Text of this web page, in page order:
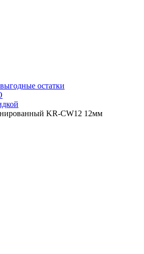
остатки
KR-CW12 12мм